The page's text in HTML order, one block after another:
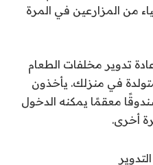
من المزارعين في المرة
تدوير مخلفات الطعام
في منزلك. يأخذون
معقمًا يمكنه الدخول
أخرى.